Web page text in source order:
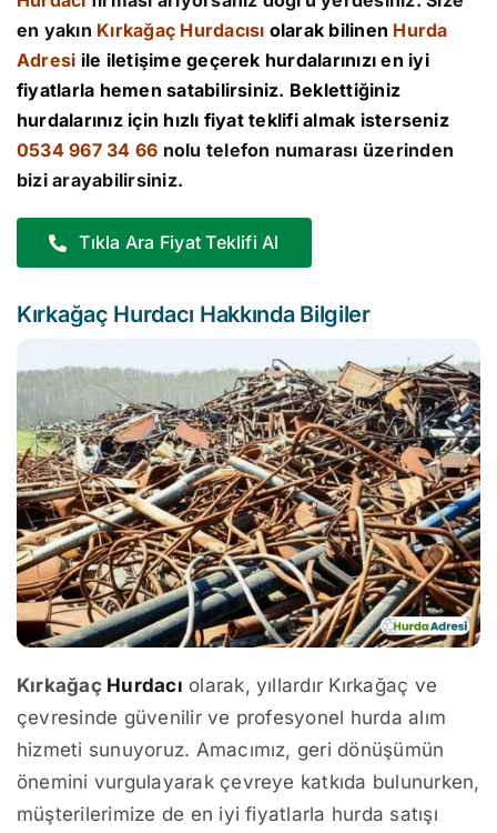
en yakın Kırkağaç Hurdacısı olarak bilinen Hurda
Adresi ile iletişime geçerek hurdalarınızı en iyi
fiyatlarla hemen satabilirsiniz. Beklettiğiniz
hurdalarınız için hızlı fiyat teklifi almak isterseniz
0534 967 34 66 nolu telefon numarası üzerinden
bizi arayabilirsiniz.
Tıkla Ara Fiyat Teklifi Al
Kırkağaç Hurdacı Hakkında Bilgiler
Kırkağaç Hurdacı olarak, yıllardır Kırkağaç ve
çevresinde güvenilir ve profesyonel hurda alım
hizmeti sunuyoruz. Amacımız, geri dönüşümün
önemini vurgulayarak çevreye katkıda bulunurken,
müşterilerimize de en iyi fiyatlarla hurda satışı